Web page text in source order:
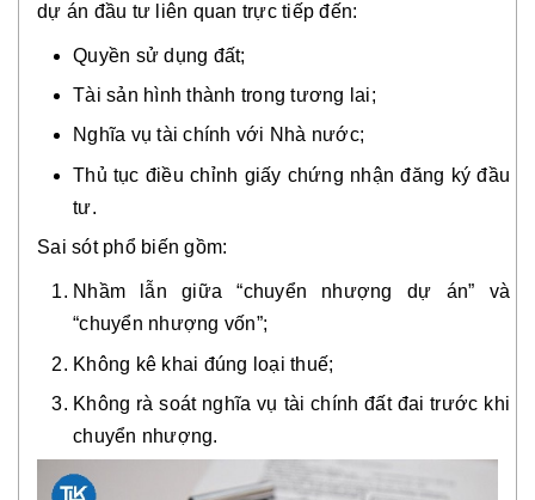
dự án đầu tư liên quan trực tiếp đến:
Quyền sử dụng đất;
Tài sản hình thành trong tương lai;
Nghĩa vụ tài chính với Nhà nước;
Thủ tục điều chỉnh giấy chứng nhận đăng ký đầu
tư.
Sai sót phổ biến gồm:
Nhầm lẫn giữa “chuyển nhượng dự án” và
“chuyển nhượng vốn”;
Không kê khai đúng loại thuế;
Không rà soát nghĩa vụ tài chính đất đai trước khi
chuyển nhượng.